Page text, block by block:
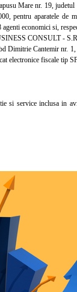
Mare nr. 19,
pentru aparatele de
economici si,
CONSULT -
Dimitrie Cantemir nr.
electronice fiscale tip
si service inclusa in